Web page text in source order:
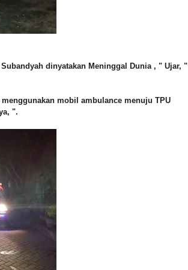
dinyatakan Meninggal Dunia , " Ujar, "
mobil ambulance menuju TPU
".